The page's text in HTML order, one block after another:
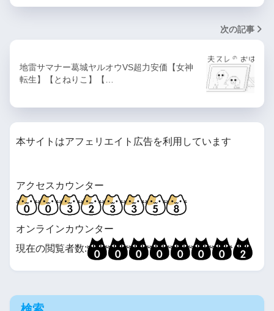
次の記事
地雷サマナー葛城ヤルオウVS超力安価【女神
転生】【とねりこ】【…
本サイトはアフェリエイト広告を利用しています
アクセスカウンター
オンラインカウンター
現在の閲覧者数: